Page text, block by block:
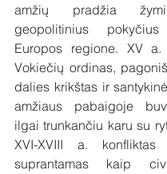
amžių pradžia
geopolitinius pokyčius
Europos regione. XV a.
Vokiečių ordinas,
dalies krikštas ir
amžiaus pabaigoje
ilgai trunkančiu karu su
XVI-XVIII a.
suprantamas kaip